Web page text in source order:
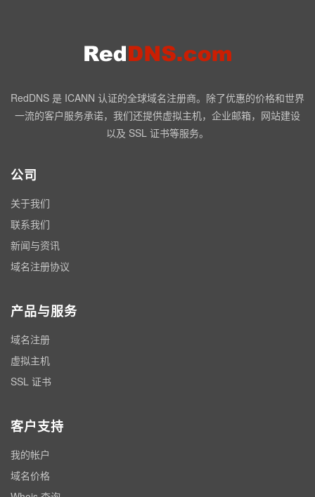
RedDNS 是 ICANN 认证的全球域名注册商。除了优惠的价格和世界
一流的客户服务承诺，我们还提供虚拟主机，企业邮箱，网站建设
以及 SSL 证书等服务。
公司
关于我们
联系我们
新闻与资讯
域名注册协议
产品与服务
域名注册
虚拟主机
SSL 证书
客户支持
我的帐户
域名价格